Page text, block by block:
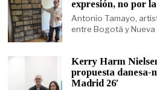
expresión, no por
Antonio Tamayo,
entre Bogotá y Nueva
Kerry Harm
propuesta
Madrid 26′